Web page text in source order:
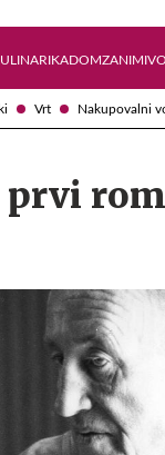
Vrt Nakupovalni
DOM